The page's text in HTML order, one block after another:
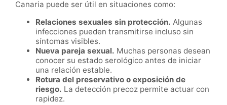
Canaria puede ser útil en situaciones como:
Relaciones sexuales sin protección. Algunas
infecciones pueden transmitirse incluso sin
síntomas visibles.
Nueva pareja sexual. Muchas personas desean
conocer su estado serológico antes de iniciar
una relación estable.
Rotura del preservativo o exposición de
riesgo. La detección precoz permite actuar con
rapidez.